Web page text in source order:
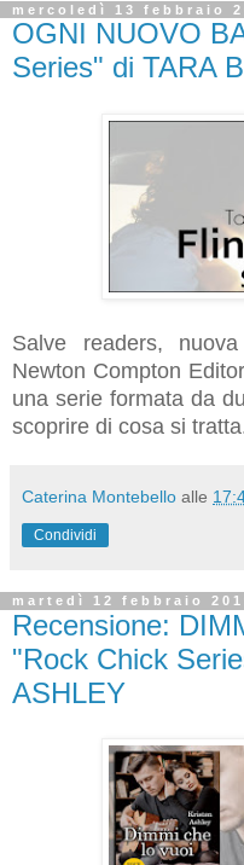
mercoledì 13 febbraio
OGNI NUOVO
Series" di TARA
Salve readers,
Newton Compton
una serie formata da
scoprire di cosa si
Caterina Montebello alle
Condividi
martedì 12 febbraio
Recensione:
"Rock Chick
ASHLEY